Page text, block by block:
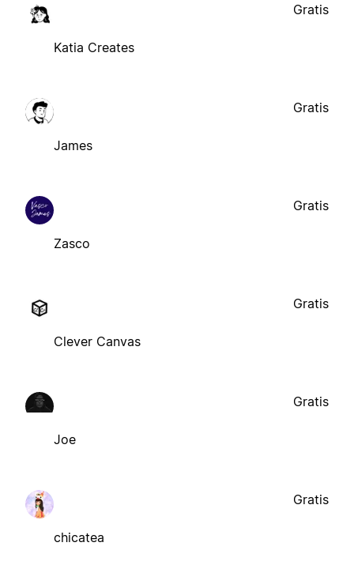
Katia Creates
Gratis
James
Gratis
Zasco
Gratis
Clever Canvas
Gratis
Joe
Gratis
chicatea
Gratis